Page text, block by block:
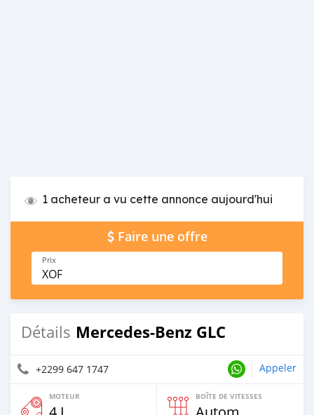
1 acheteur a vu cette annonce aujourd'hui
Faire une offre
Prix
XOF
Détails Mercedes-Benz GLC
+2299 647 1747 Appeler
MOTEUR BOÎTE DE VITESSES